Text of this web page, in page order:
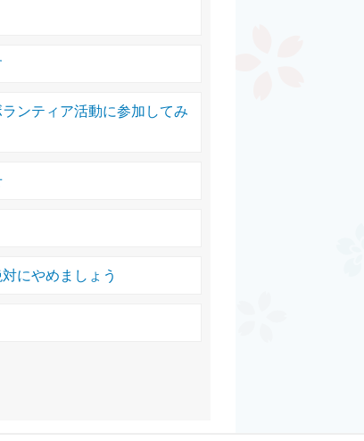
ンティア活動に参加してみ
にやめましょう